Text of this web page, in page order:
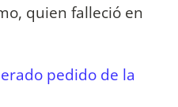
quien falleció en
pedido de la